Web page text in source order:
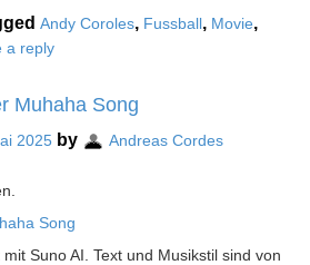
Andy Coroles, Fussball, Movie,
a reply
Muhaha Song
2025 by Andreas Cordes
Song
Suno AI. Text und Musikstil sind von